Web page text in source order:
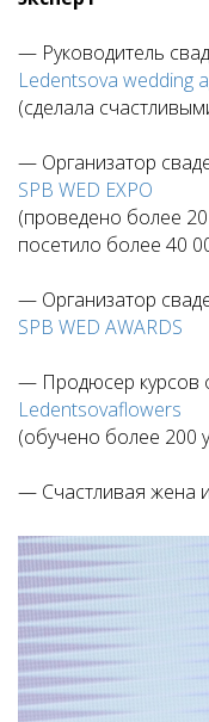
— Руководитель
Ledentsova wedding
(сделала
— Организатор
SPB WED EXPO
(проведено более
посетило более 40
— Организатор
SPB WED AWARDS
— Продюсер курсов
Ledentsovaflowers
(обучено более 200
— Счастливая жена